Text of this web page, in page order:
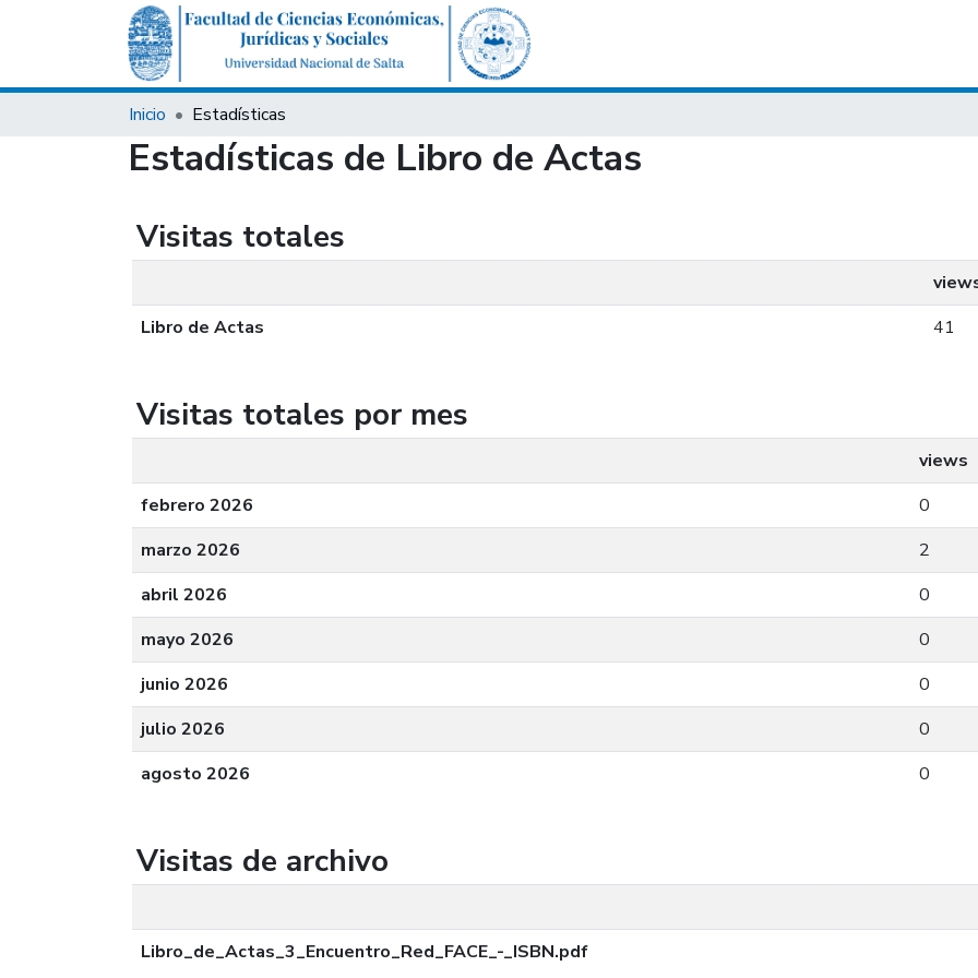
Inicio Estadísticas
Estadísticas de Libro de Actas
Visitas totales
Libro de Actas
41
Visitas totales por mes
views
febrero 2026
0
marzo 2026
2
abril 2026
0
mayo 2026
0
junio 2026
0
julio 2026
0
agosto 2026
0
Visitas de archivo
Libro_de_Actas_3_Encuentro_Red_FACE_-_ISBN.pdf